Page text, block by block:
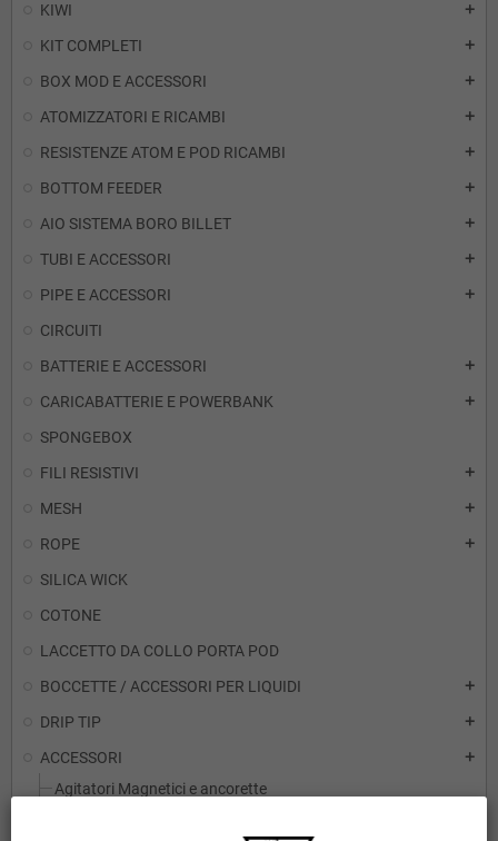
KIWI add
KIT COMPLETI add
BOX MOD E ACCESSORI add
ATOMIZZATORI E RICAMBI add
RESISTENZE ATOM E POD RICAMBI add
BOTTOM FEEDER add
AIO SISTEMA BORO BILLET add
TUBI E ACCESSORI add
PIPE E ACCESSORI add
CIRCUITI
BATTERIE E ACCESSORI
add
CARICABATTERIE E POWERBANK add
SPONGEBOX
FILI RESISTIVI
add
MESH add
ROPE add
SILICA WICK
COTONE
LACCETTO DA COLLO PORTA POD
BOCCETTE / ACCESSORI PER LIQUIDI
add
DRIP TIP add
ACCESSORI add
Agitatori Magnetici e ancorette